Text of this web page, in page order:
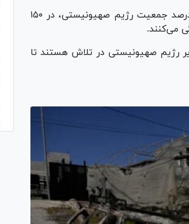
در عین حال، بیش از ۷۰۰ هزار شهرک‌نشین صهیونیست معادل ۱۰ درصد جمعیت رژیم صهیونیستی، در ۱۵۰
رژیم صهیونیستی در تلاش هستند تا